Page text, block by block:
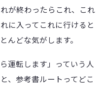
が終わったらこれ、これ
に入ってこれに行けると
んどな気がします。
運転します」っていう人
、参考書ルートってどこ